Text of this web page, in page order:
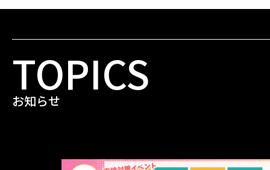
TOPICS
お知らせ